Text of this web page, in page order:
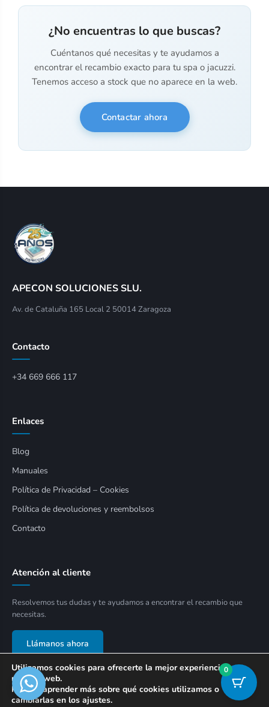
¿No encuentras lo que buscas?
Cuéntanos qué necesitas y te ayudamos a
encontrar el recambio exacto para tu spa o jacuzzi.
Tenemos acceso a stock que no aparece en la web.
Contactar ahora
APECON SOLUCIONES SLU.
Av. de Cataluña 165 Local 2 50014 Zaragoza
Contacto
+34 669 666 117
Enlaces
Blog
Manuales
Política de Privacidad – Cookies
Política de devoluciones y reembolsos
Contacto
Atención al cliente
Resolvemos tus dudas y te ayudamos a encontrar el recambio que
necesitas.
Llámanos ahora
Utilizamos cookies para ofrecerte la mejor experiencia en
nuestra web.
Puedes aprender más sobre qué cookies utilizamos o
cambiarlas en los ajustes.
0